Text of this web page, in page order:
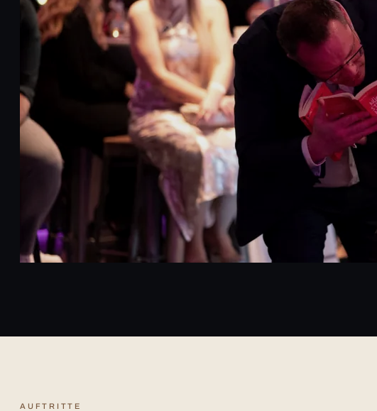
AUFTRITTE